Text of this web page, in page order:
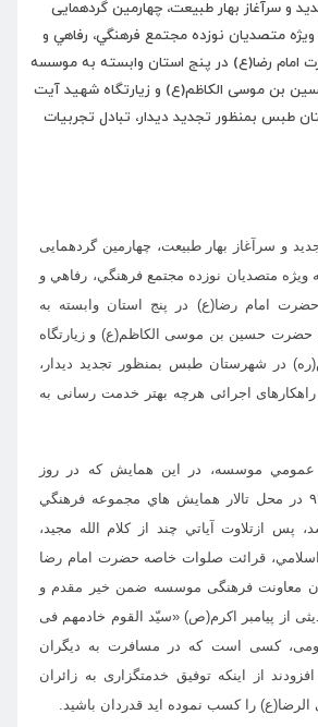
و سرآغاز بهار طبيعت، چهارمین گردهمایی
متصديان نوزده مجتمع فرهنگي، رفاهي و
امام رضا(ع) در پنج استان وابسته به موسسه
بن موسی الکاظم(ع) و زیارتگاه شهید آیت
طبس بمنظور تجدید دیدار، تبادل تجربیات
و سرآغاز بهار طبيعت، چهارمین گردهمایی
ویژه متصديان نوزده مجتمع فرهنگي، رفاهي و
حضرت امام رضا(ع) در پنج استان وابسته به
حضرت حسین بن موسی الکاظم(ع) و زیارتگاه
در شهرستان طبس بمنظور تجدید دیدار،
راهکارهای اجرائی هرچه بهتر خدمت رسانی به
عمومي موسسه، در اين همایش كه در روز
دوشنبه مورخ ۹۲/۱۲/۱۲ در محل تالار همايش هاي مجموعه فرهنگي
پس ازتلاوت آياتي چند از كلام الله مجيد،
اسلامي، قرائت صلوات خاصه حضرت امام رضا
معاونت فرهنگی موسسه ضمن خير مقدم و
از پیامبر اکرم(ص) «سیّد القوم خادمهم فی
کسی است که در مسافرت به دیگران
از اینکه توفیق خدمتگزاری به زائران
را کسب نموده اید قدردان باشید.